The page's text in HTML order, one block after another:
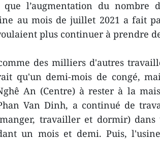
l’augmentation du nombre
au mois de juillet 2021 a fait
plus continuer à prendre
des milliers d'autres
qu'un demi-mois de congé,
An (Centre) à rester à la
Van Dinh, a continué de
travailler et dormir) dans
un mois et demi. Puis,